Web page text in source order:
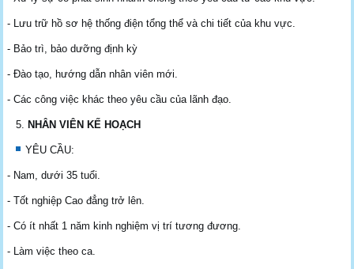
- Lưu trữ hồ sơ hệ thống điện tổng thể và chi tiết của khu vực.
- Bảo trì, bảo dưỡng định kỳ
- Đào tạo, hướng dẫn nhân viên mới.
- Các công việc khác theo yêu cầu của lãnh đạo.
NHÂN VIÊN KẾ HOẠCH
YÊU CẦU:
- Nam, dưới 35 tuổi.
- Tốt nghiệp Cao đẳng trở lên.
- Có ít nhất 1 năm kinh nghiệm vị trí tương đương.
- Làm việc theo ca.